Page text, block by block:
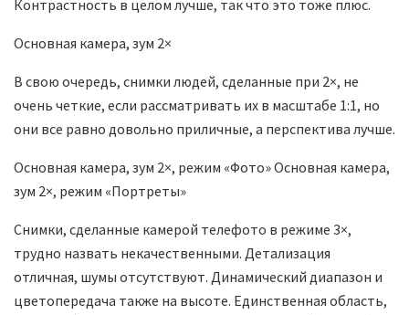
Контрастность в целом лучше, так что это тоже плюс.
Основная камера, зум 2×
В свою очередь, снимки людей, сделанные при 2×, не
очень четкие, если рассматривать их в масштабе 1:1, но
они все равно довольно приличные, а перспектива лучше.
Основная камера, зум 2×, режим «Фото»Основная камера,
зум 2×, режим «Портреты»
Снимки, сделанные камерой телефото в режиме 3×,
трудно назвать некачественными. Детализация
отличная, шумы отсутствуют. Динамический диапазон и
цветопередача также на высоте. Единственная область,